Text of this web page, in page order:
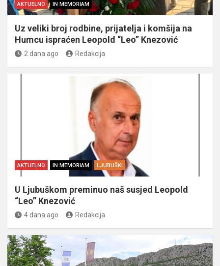
AKTUELNO IN MEMORIAM
Uz veliki broj rodbine, prijatelja i komšija na
Humcu ispraćen Leopold “Leo” Knezović
2 dana ago Redakcija
AKTUELNO IN MEMORIAM LJUBUŠKI
U Ljubuškom preminuo naš susjed Leopold
“Leo” Knezović
4 dana ago Redakcija